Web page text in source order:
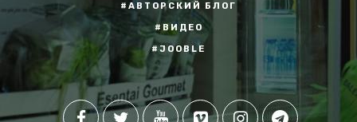
#АВТОРСКИЙ БЛОГ
#ВИДЕО
#JOOBLE